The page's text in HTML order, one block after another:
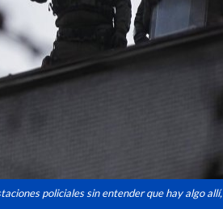
policiales sin entender que hay algo